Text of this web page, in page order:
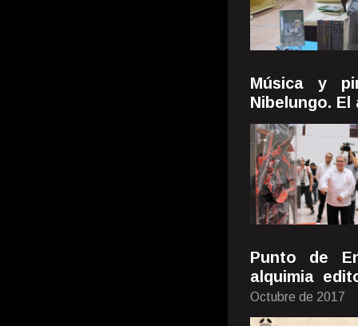
Música y
Nibelungo.
Punto de
alquimia
Octubre de 2017